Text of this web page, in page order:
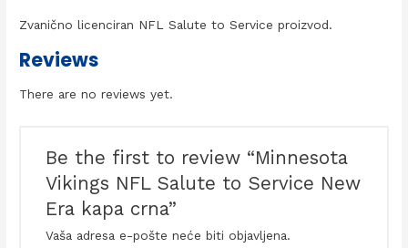
Zvanično licenciran NFL Salute to Service proizvod.
Reviews
There are no reviews yet.
Be the first to review “Minnesota
Vikings NFL Salute to Service New
Era kapa crna”
Vaša adresa e-pošte neće biti objavljena.